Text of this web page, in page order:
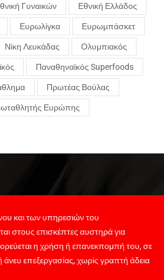
Γυναικών Εθνική Ελλάδος
Ευρωλίγκα Ευρωμπάσκετ
Νίκη Λευκάδας Ολυμπιακός
Παναθηναϊκός Superfoods
Πρωτέας Βούλας
Ευρώπης
και των υπηρεσιών του
στους επισκέπτες αυστηρά για
η χρήση ή επανεκπομπή του, σε
επεξεργασίας, χωρίς γραπτή άδεια